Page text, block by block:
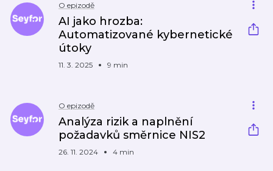
O epizodě
AI jako hrozba:
Automatizované kybernetické
útoky
11. 3. 2025 9 min
O epizodě
Analýza rizik a naplnění
požadavků směrnice NIS2
26. 11. 2024 4 min